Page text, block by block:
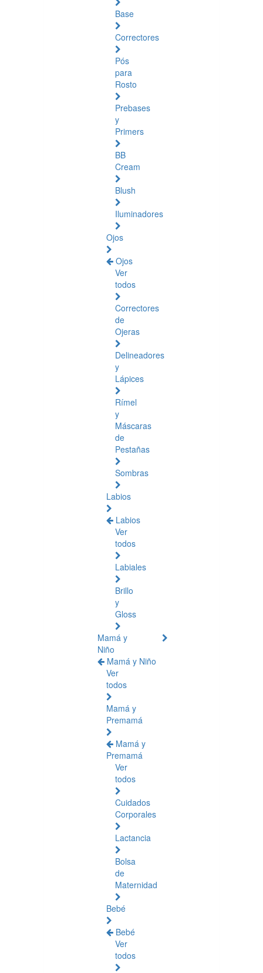
Base
Correctores
Pós
para
Rosto
Prebases
y
Primers
BB
Cream
Blush
Iluminadores
Ojos
Ojos
Ver
todos
Correctores
de
Ojeras
Delineadores
y
Lápices
Rímel
y
Máscaras
de
Pestañas
Sombras
Labios
Labios
Ver
todos
Labiales
Brillo
y
Gloss
Mamá y
Niño
Mamá y Niño
Ver
todos
Mamá y
Premamá
Mamá y
Premamá
Ver
todos
Cuidados
Corporales
Lactancia
Bolsa
de
Maternidad
Bebé
Bebé
Ver
todos